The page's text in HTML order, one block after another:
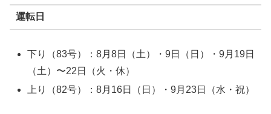
運転日
下り（83号）：8月8日（土）・9日（日）・9月19日
（土）〜22日（火・休）
上り（82号）：8月16日（日）・9月23日（水・祝）